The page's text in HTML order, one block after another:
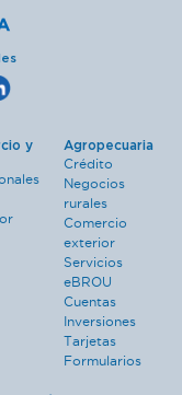
y
Agropecuaria
Crédito
Negocios
rurales
Comercio
exterior
Servicios
eBROU
Cuentas
Inversiones
Tarjetas
Formularios